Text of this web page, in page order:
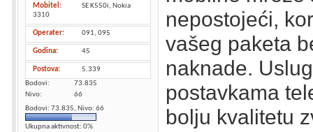
Mobitel
SE K550i, Nokia
3310
Operater 091, 095
Godina 45
Postova
5.339
Bodovi
73.835
Nivo
66
Bodovi: 73.835, Nivo: 66
Ukupna aktivnost: 0%
nepostojeći,
vašeg paketa
naknade.
postavkama
bolju kvalitetu